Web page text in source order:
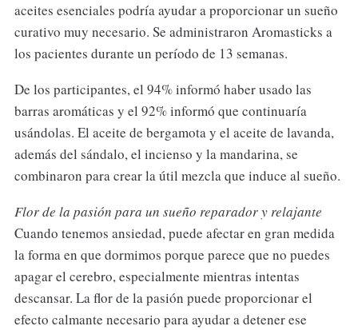
aceites esenciales podría ayudar a proporcionar un sueño
curativo muy necesario. Se administraron Aromasticks a
los pacientes durante un período de 13 semanas.
De los participantes, el 94% informó haber usado las
barras aromáticas y el 92% informó que continuaría
usándolas. El aceite de bergamota y el aceite de lavanda,
además del sándalo, el incienso y la mandarina, se
combinaron para crear la útil mezcla que induce al sueño.
Flor de la pasión para un sueño reparador y relajante
Cuando tenemos ansiedad, puede afectar en gran medida
la forma en que dormimos porque parece que no puedes
apagar el cerebro, especialmente mientras intentas
descansar. La flor de la pasión puede proporcionar el
efecto calmante necesario para ayudar a detener ese